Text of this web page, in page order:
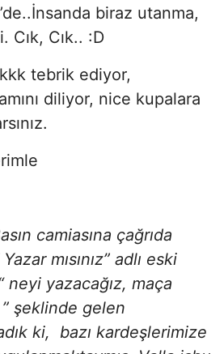
biraz utanma,
Cık, Cık.. :D
tebrik ediyor,
diliyor, nice kupalara
camiasına çağrıda
mısınız” adlı eski
neyi yazacağız, maça
şeklinde gelen
ki, bazı kardeşlerimize